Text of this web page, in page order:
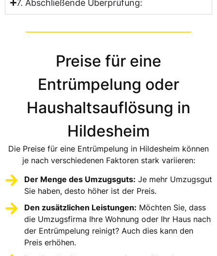
7. Abschließende Überprüfung:
Preise für eine
Entrümpelung oder
Haushaltsauflösung in
Hildesheim
Die Preise für eine Entrümpelung in Hildesheim können
je nach verschiedenen Faktoren stark variieren:
Der Menge des Umzugsguts: Je mehr Umzugsgut
Sie haben, desto höher ist der Preis.
Den zusätzlichen Leistungen: Möchten Sie, dass
die Umzugsfirma Ihre Wohnung oder Ihr Haus nach
der Entrümpelung reinigt? Auch dies kann den
Preis erhöhen.